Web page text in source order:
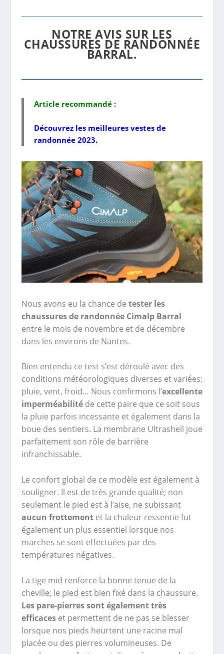
NOTRE AVIS SUR LES
CHAUSSURES DE RANDONNÉE
BARRAL.
Article recommandé :
Découvrez les meilleures vestes de
randonnée 2023.
Nous avons eu la chance de tester les
chaussures de randonnée Cimalp Barral
entre le mois de novembre et de décembre
dans les environs de Nantes.
Bien entendu ce test s’est déroulé avec des
conditions météorologiques diverses et variées:
pluie, vent, froid… Nous confirmons l’excellente
imperméabilitéde cette paire que ce soit sous
la pluie parfois incessante et également dans la
boue des sentiers. La membrane Ultrashell joue
parfaitement son rôle de barrière
infranchissable.
Le confort global de ce modèle est également à
souligner. Il est de très grande qualité; non
seulement le pied est à l’aise, ne subissant
aucun frottementet la chaleur ressentie fut
également un plus essentiel lorsque nos
marches se sont effectuées par des
températures négatives.
La tige mid renforce la bonne tenue de la
cheville; le pied est bien fixé dans la chaussure.
Les pare-pierres sont également très
efficaceset permettent de ne pas se blesser
lorsque nos pieds heurtent une racine mal
placée ou des pierres volumineuses. De